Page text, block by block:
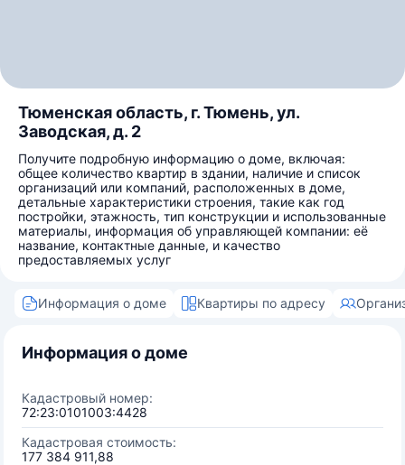
Тюменская область, г. Тюмень, ул.
Заводская, д. 2
Получите подробную информацию о доме, включая:
общее количество квартир в здании, наличие и список
организаций или компаний, расположенных в доме,
детальные характеристики строения, такие как год
постройки, этажность, тип конструкции и использованные
материалы, информация об управляющей компании: её
название, контактные данные, и качество
предоставляемых услуг
Информация о доме Квартиры по адресу
Информация о доме
Кадастровый номер:
72:23:0101003:4428
Кадастровая стоимость:
177 384 911,88